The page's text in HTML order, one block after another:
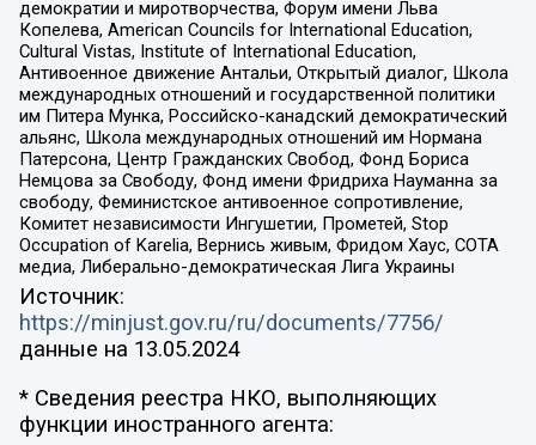
демократии и миротворчества, Форум имени Льва
Копелева, American Councils for International Education,
Cultural Vistas, Institute of International Education,
Антивоенное движение Антальи, Открытый диалог, Школа
международных отношений и государственной политики
им Питера Мунка, Российско-канадский демократический
альянс, Школа международных отношений им Нормана
Патерсона, Центр Гражданских Свобод, Фонд Бориса
Немцова за Свободу, Фонд имени Фридриха Науманна за
свободу, Феминистское антивоенное сопротивление,
Комитет независимости Ингушетии, Прометей, Stop
Occupation of Karelia, Вернись живым, Фридом Хаус, СОТА
медиа, Либерально-демократическая Лига Украины
Источник:
https://minjust.gov.ru/ru/documents/7756/
данные на 13.05.2024
* Сведения реестра НКО, выполняющих
функции иностранного агента: